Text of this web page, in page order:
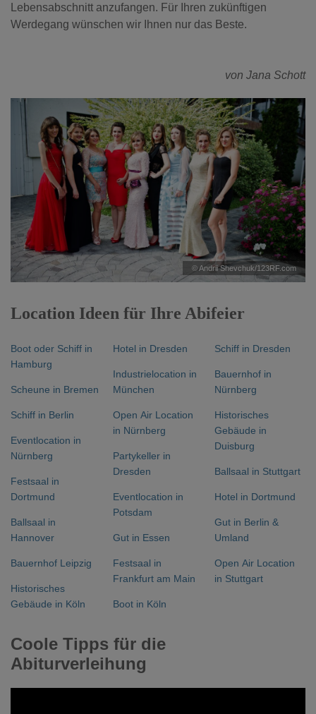
Lebensabschnitt anzufangen. Für Ihren zukünftigen
Werdegang wünschen wir Ihnen nur das Beste.
von Jana Schott
© Andrii Shevchuk/123RF.com
Location Ideen für Ihre Abifeier
Boot oder Schiff in
Hamburg
Scheune in Bremen
Schiff in Berlin
Eventlocation in
Nürnberg
Festsaal in
Dortmund
Ballsaal in
Hannover
Bauernhof Leipzig
Historisches
Gebäude in Köln
Hotel in Dresden
Industrielocation in
München
Open Air Location
in Nürnberg
Partykeller in
Dresden
Eventlocation in
Potsdam
Gut in Essen
Festsaal in
Frankfurt am Main
Boot in Köln
Schiff in Dresden
Bauernhof in
Nürnberg
Historisches
Gebäude in
Duisburg
Ballsaal in Stuttgart
Hotel in Dortmund
Gut in Berlin &
Umland
Open Air Location
in Stuttgart
Coole Tipps für die
Abiturverleihung